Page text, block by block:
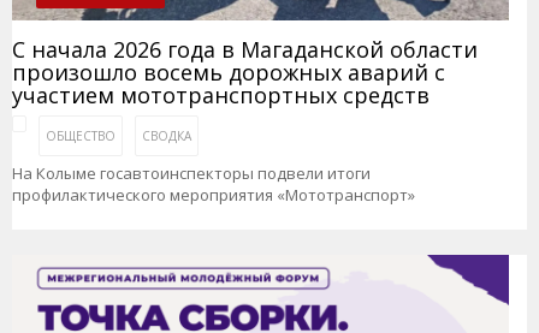
С начала 2026 года в Магаданской области
произошло восемь дорожных аварий с
участием мототранспортных средств
ОБЩЕСТВО СВОДКА
На Колыме госавтоинспекторы подвели итоги
профилактического мероприятия «Мототранспорт»